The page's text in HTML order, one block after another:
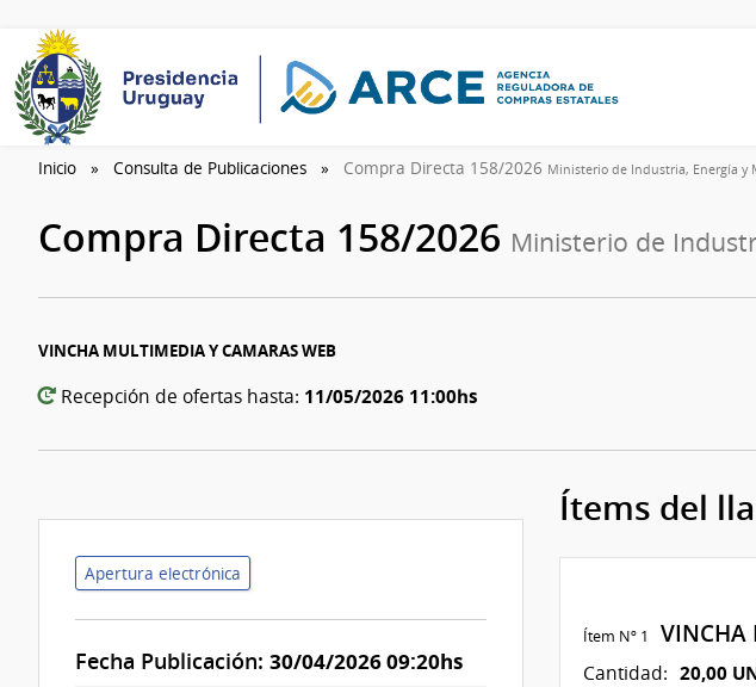
Inicio Consulta de Publicaciones Compra Directa 158/2026 Ministerio de Industria, Energía
Compra Directa 158/2026 Ministerio de
VINCHA MULTIMEDIA Y CAMARAS WEB
Recepción de ofertas hasta: 11/05/2026 11:00hs
Apertura electrónica
Fecha Publicación: 30/04/2026 09:20hs
Ítems del
Ítem Nº 1 VINCHA
Cantidad: 20,00